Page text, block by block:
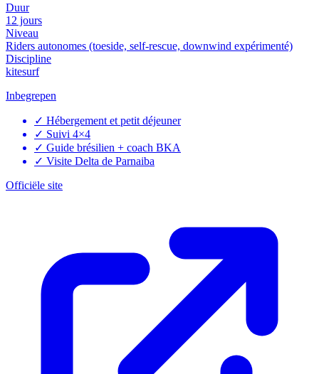
Duur
12 jours
Niveau
Riders autonomes (toeside, self-rescue, downwind expérimenté)
Discipline
kitesurf
Inbegrepen
✓ Hébergement et petit déjeuner
✓ Suivi 4×4
✓ Guide brésilien + coach BKA
✓ Visite Delta de Parnaiba
Officiële site